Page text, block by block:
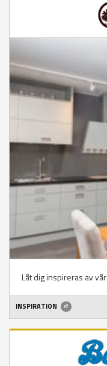
Låt dig inspireras av
INSPIRATION